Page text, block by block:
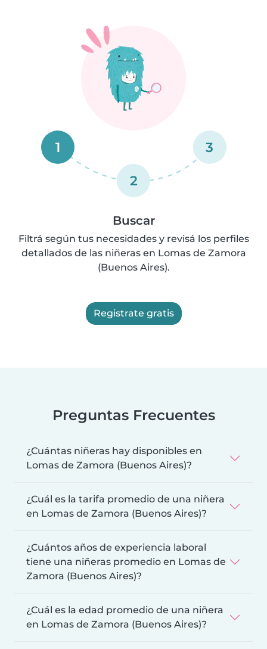
1
2
3
Buscar
Filtrá según tus necesidades y revisá los perfiles
detallados de las niñeras en Lomas de Zamora
(Buenos Aires).
Registrate gratis
Preguntas Frecuentes
¿Cuántas niñeras hay disponibles en
Lomas de Zamora (Buenos Aires)?
¿Cuál es la tarifa promedio de una niñera
en Lomas de Zamora (Buenos Aires)?
¿Cuántos años de experiencia laboral
tiene una niñeras promedio en Lomas de
Zamora (Buenos Aires)?
¿Cuál es la edad promedio de una niñera
en Lomas de Zamora (Buenos Aires)?